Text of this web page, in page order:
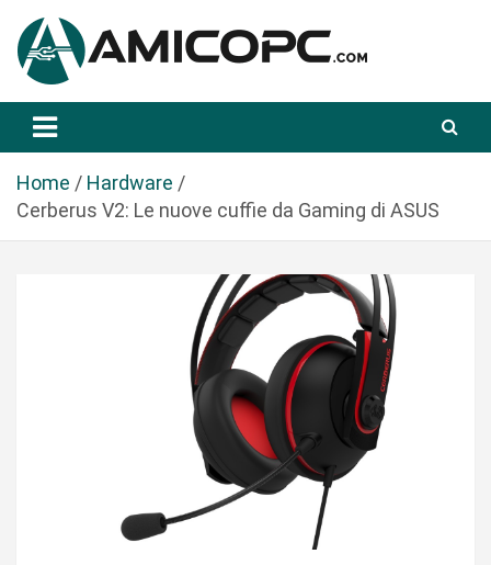
a
Amicopc.com
Home
Hardware
Cerberus V2: Le nuove cuffie da Gaming di ASUS